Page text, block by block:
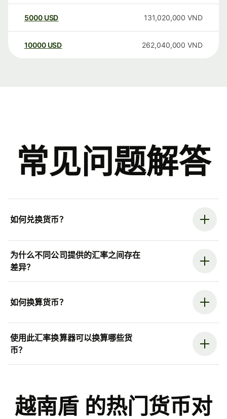
5000 USD 131,020,000 VND
10000 USD 262,040,000 VND
常见问题解答
如何兑换货币？
为什么不同公司提供的汇率之间存在
差异？
如何换算货币？
使用此汇率换算器可以换算哪些货
币？
越南盾 的热门货币对